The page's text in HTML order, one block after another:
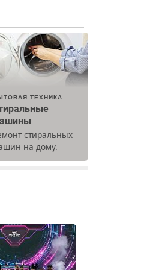
ТЕХНИКА
стиральных
на дому.
и диагностика